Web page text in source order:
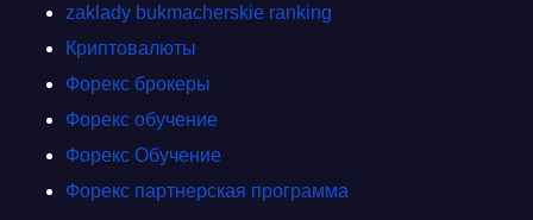
zaklady bukmacherskie ranking
Криптовалюты
Форекс брокеры
Форекс обучение
Форекс Обучение
Форекс партнерская программа